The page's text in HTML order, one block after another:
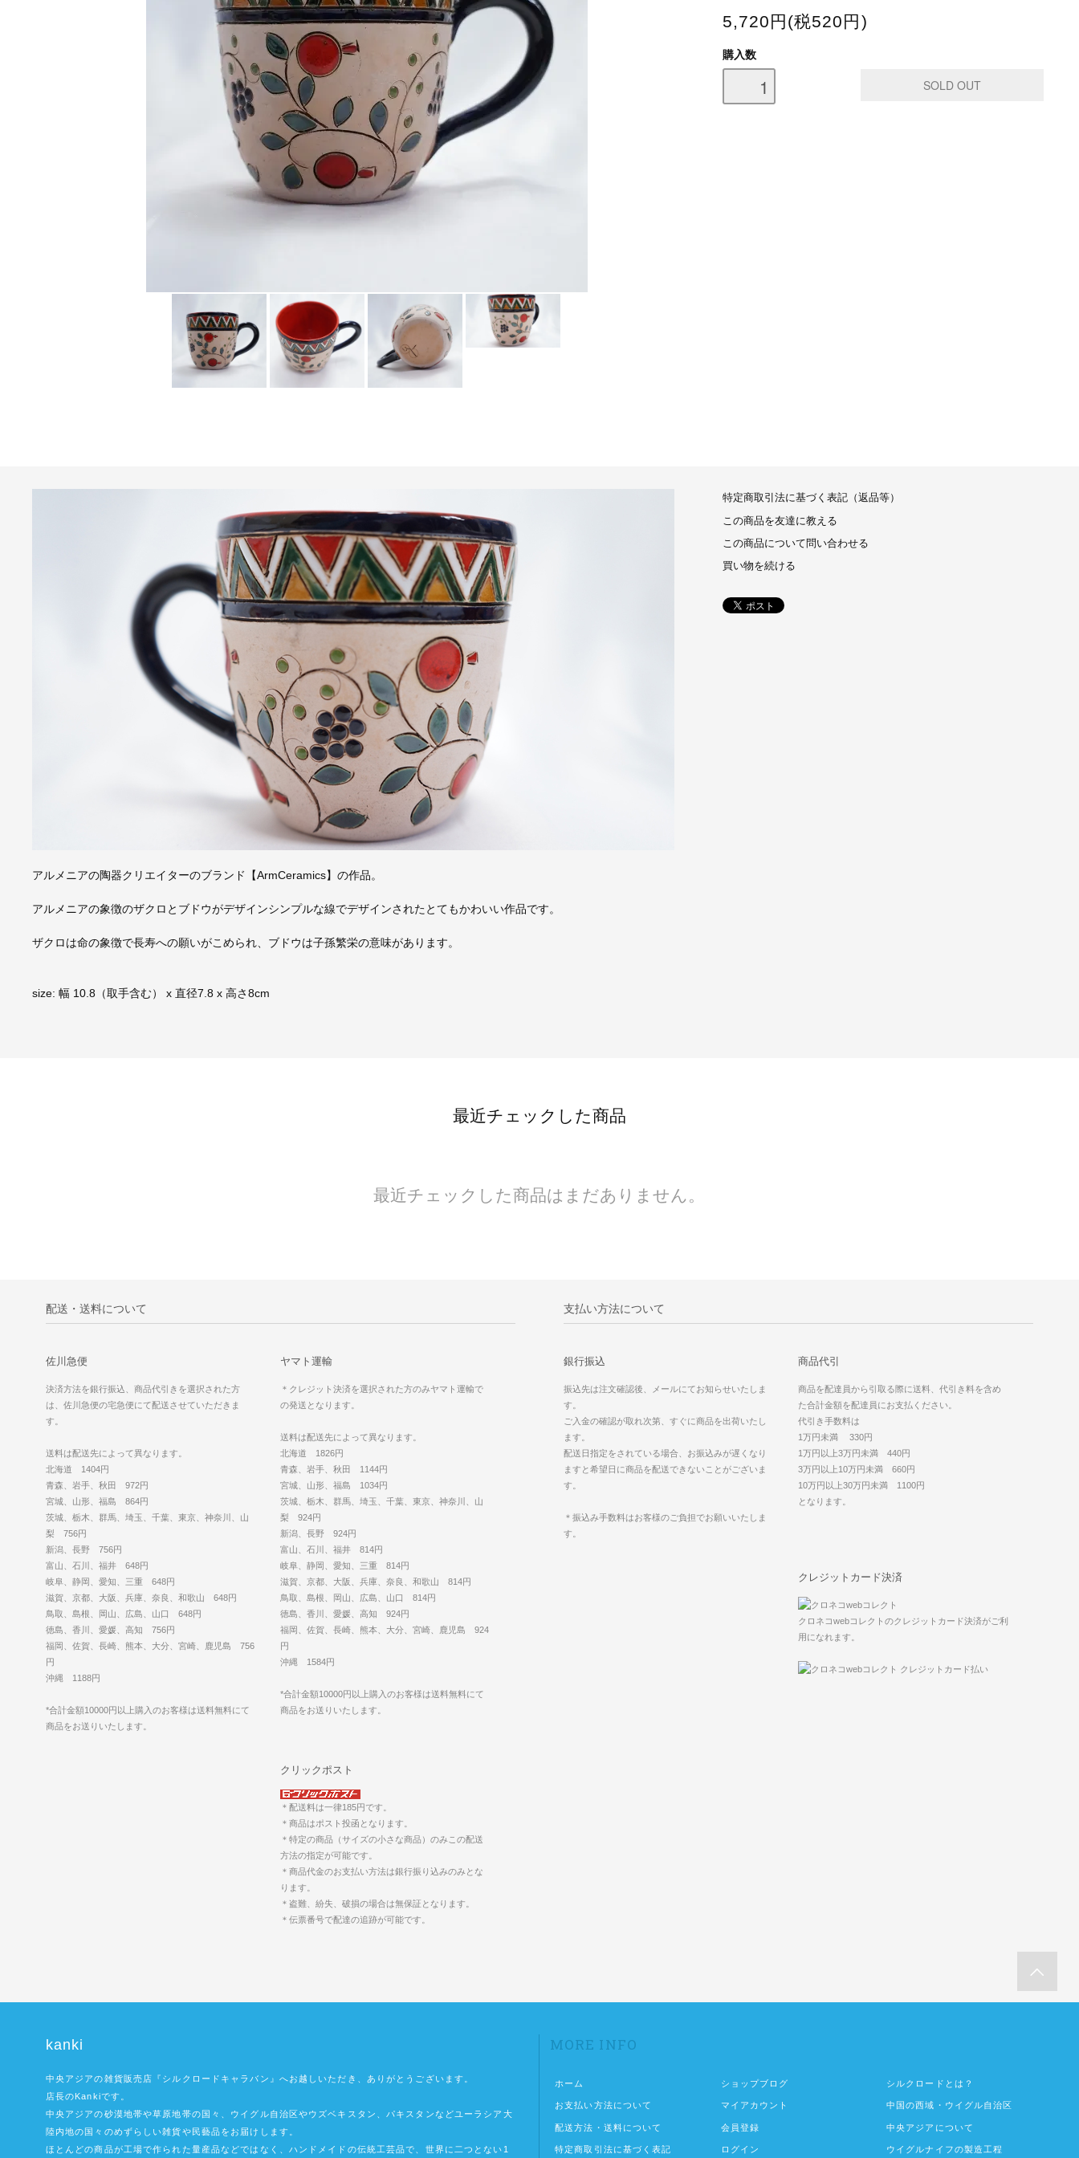
5,720円(税520円)
購入数
アルメニアの陶器クリエイターのブランド【ArmCeramics】の作品。
アルメニアの象徴のザクロとブドウがデザインシンプルな線でデザインされたとてもかわいい作品です。
ザクロは命の象徴で長寿への願いがこめられ、ブドウは子孫繁栄の意味があります。
size: 幅 10.8（取手含む） x 直径7.8 x 高さ8cm
特定商取引法に基づく表記（返品等）
この商品を友達に教える
この商品について問い合わせる
買い物を続ける
最近チェックした商品
最近チェックした商品はまだありません。
配送・送料について
佐川急便
決済方法を銀行振込、商品代引きを選択された方
は、佐川急便の宅急便にて配送させていただきま
す。
送料は配送先によって異なります。
北海道 1404円
青森、岩手、秋田 972円
宮城、山形、福島 864円
茨城、栃木、群馬、埼玉、千葉、東京、神奈川、山
梨 756円
新潟、長野 756円
富山、石川、福井 648円
岐阜、静岡、愛知、三重 648円
滋賀、京都、大阪、兵庫、奈良、和歌山 648円
鳥取、島根、岡山、広島、山口 648円
徳島、香川、愛媛、高知 756円
福岡、佐賀、長崎、熊本、大分、宮崎、鹿児島 756
円
沖縄 1188円
*合計金額10000円以上購入のお客様は送料無料にて
商品をお送りいたします。
ヤマト運輸
＊クレジット決済を選択された方のみヤマト運輸で
の発送となります。
送料は配送先によって異なります。
北海道 1826円
青森、岩手、秋田 1144円
宮城、山形、福島 1034円
茨城、栃木、群馬、埼玉、千葉、東京、神奈川、山
梨 924円
新潟、長野 924円
富山、石川、福井 814円
岐阜、静岡、愛知、三重 814円
滋賀、京都、大阪、兵庫、奈良、和歌山 814円
鳥取、島根、岡山、広島、山口 814円
徳島、香川、愛媛、高知 924円
福岡、佐賀、長崎、熊本、大分、宮崎、鹿児島 924
円
沖縄 1584円
*合計金額10000円以上購入のお客様は送料無料にて
商品をお送りいたします。
クリックポスト
＊配送料は一律185円です。
＊商品はポスト投函となります。
＊特定の商品（サイズの小さな商品）のみこの配送
方法の指定が可能です。
＊商品代金のお支払い方法は銀行振り込みのみとな
ります。
＊盗難、紛失、破損の場合は無保証となります。
＊伝票番号で配達の追跡が可能です。
支払い方法について
銀行振込
振込先は注文確認後、メールにてお知らせいたしま
す。
ご入金の確認が取れ次第、すぐに商品を出荷いたし
ます。
配送日指定をされている場合、お振込みが遅くなり
ますと希望日に商品を配送できないことがございま
す。
＊振込み手数料はお客様のご負担でお願いいたしま
す。
商品代引
商品を配達員から引取る際に送料、代引き料を含め
た合計金額を配達員にお支払ください。
代引き手数料は
1万円未満 330円
1万円以上3万円未満 440円
3万円以上10万円未満 660円
10万円以上30万円未満 1100円
となります。
クレジットカード決済
クロネコwebコレクトのクレジットカード決済がご利
用になれます。
kanki
中央アジアの雑貨販売店『シルクロードキャラバン』へお越しいただき、ありがとうございます。
店長のKankiです。
中央アジアの砂漠地帯や草原地帯の国々、ウイグル自治区やウズベキスタン、パキスタンなどユーラシア大
陸内地の国々のめずらしい雑貨や民藝品をお届けします。
ほとんどの商品が工場で作られた量産品などではなく、ハンドメイドの伝統工芸品で、世界に二つとない1
MORE INFO
ホーム
お支払い方法について
配送方法・送料について
特定商取引法に基づく表記
ショップブログ
マイアカウント
会員登録
ログイン
シルクロードとは？
中国の西域・ウイグル自治区
中央アジアについて
ウイグルナイフの製造工程